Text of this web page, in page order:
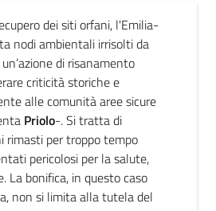
dei siti orfani, l'Emilia-
nodi ambientali irrisolti da
di risanamento
criticità storiche e
alle comunità aree sicure
Priolo-. Si tratta di
rimasti per troppo tempo
pericolosi per la salute,
La bonifica, in questo caso
non si limita alla tutela del